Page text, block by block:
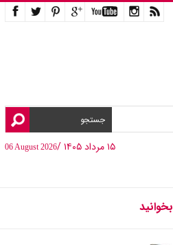
۱۵ مرداد ۱۴۰۵ /
06 August 2026
بخوانید